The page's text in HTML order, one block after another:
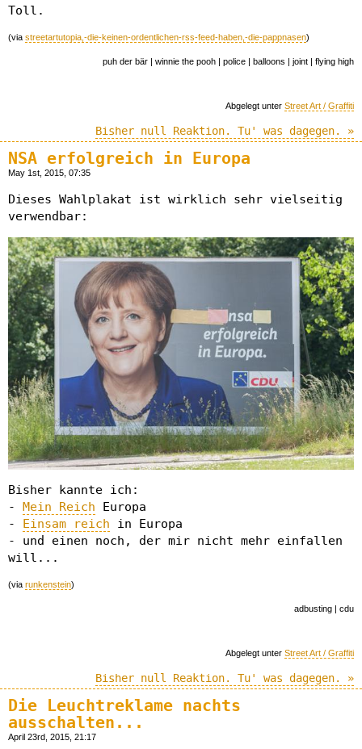
Toll.
(via streetartutopia,-die-keinen-ordentlichen-rss-feed-haben,-die-pappnasen)
puh der bär | winnie the pooh | police | balloons | joint | flying high
Abgelegt unter Street Art / Graffiti
Bisher null Reaktion. Tu' was dagegen. »
NSA erfolgreich in Europa
May 1st, 2015, 07:35
Dieses Wahlplakat ist wirklich sehr vielseitig
verwendbar:
Bisher kannte ich:
- Mein Reich Europa
- Einsam reich in Europa
- und einen noch, der mir nicht mehr einfallen
will...
(via runkenstein)
adbusting | cdu
Abgelegt unter Street Art / Graffiti
Bisher null Reaktion. Tu' was dagegen. »
Die Leuchtreklame nachts
ausschalten...
April 23rd, 2015, 21:17